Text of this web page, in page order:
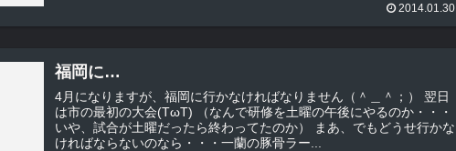
2014.01.30
福岡に…
4月になりますが、福岡に行かなければなりません（＾＿＾；） 翌日
は市の最初の大会(TωT) （なんで研修を土曜の午後にやるのか・・・
いや、試合が土曜だったら終わってたのか） まあ、でもどうせ行かな
ければならないのなら・・・一蘭の豚骨ラー...